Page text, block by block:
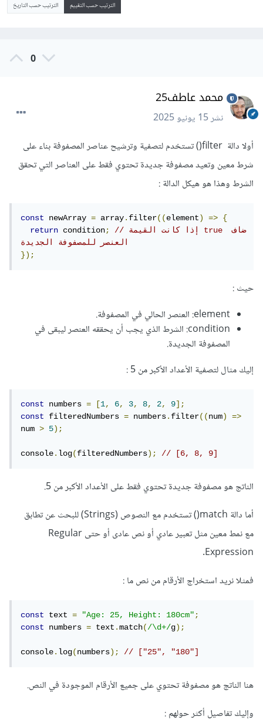
الترتيب حسب التقييم الترتيب حسب التاريخ
0
محمد عاطف25
نشر15 يونيو 2025
أولا دالة filter() تستخدم لتصفية وترشيح عناصر المصفوفة بناء على
شرط معين وتعيد مصفوفة جديدة تحتوي فقط على العناصر التي تحقق
الشرط وهذا هو هيكل الدالة
const newArray = array.filter((element) =>
{
return condition;
// إذا كانت القيمة true ضاف
العنصر للمصفوفة الجديدة
});
حيث
element: العنصر الحالي في المصفوفة.
condition: الشرط الذي يجب أن يحققه العنصر ليبقى في
المصفوفة الجديدة.
إليك مثال لتصفية الأعداد الأكبر من 5
const numbers = [1, 6, 3, 8, 2, 9];
const
filteredNumbers = numbers.filter((num)
=>
num > 5);
console.log(filteredNumbers); // [6, 8, 9]
الناتج هو مصفوفة جديدة تحتوي فقط على الأعداد الأكبر من 5.
أما دالة match() تستخدم مع النصوص (Strings) للبحث عن تطابق
مع نمط معين مثل تعبير عادي أو نص عادى أو حتى Regular
Expression.
فمثلا نريد استخراج الأرقام من نص ما
const text = "Age: 25, Height: 180cm";
const
numbers = text.match(/\d+/g);
console.log(numbers); // ["25", "180"]
هنا الناتج هو مصفوفة تحتوي على جميع الأرقام الموجودة في النص.
وإليك تفاصيل أكثر حولهم